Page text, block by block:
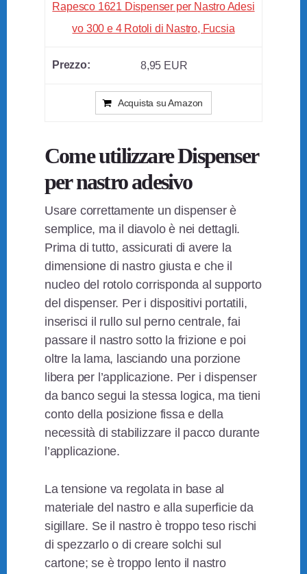
Rapesco 1621 Dispenser per Nastro Adesi
vo 300 e 4 Rotoli di Nastro, Fucsia
8,95 EUR
Acquista su Amazon
Come utilizzare Dispenser
per nastro adesivo
Usare correttamente un dispenser è
semplice, ma il diavolo è nei dettagli.
Prima di tutto, assicurati di avere la
dimensione di nastro giusta e che il
nucleo del rotolo corrisponda al supporto
del dispenser. Per i dispositivi portatili,
inserisci il rullo sul perno centrale, fai
passare il nastro sotto la frizione e poi
oltre la lama, lasciando una porzione
libera per l’applicazione. Per i dispenser
da banco segui la stessa logica, ma tieni
conto della posizione fissa e della
necessità di stabilizzare il pacco durante
l’applicazione.
La tensione va regolata in base al
materiale del nastro e alla superficie da
sigillare. Se il nastro è troppo teso rischi
di spezzarlo o di creare solchi sul
cartone; se è troppo lento il nastro